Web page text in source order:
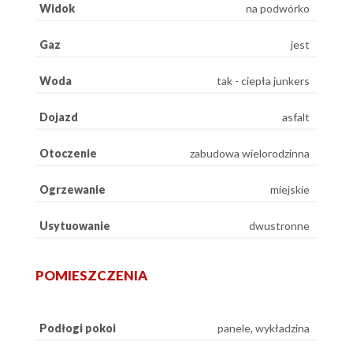
Widok na podwórko
Gaz jest
Woda tak - ciepła junkers
Dojazd asfalt
Otoczenie zabudowa wielorodzinna
Ogrzewanie miejskie
Usytuowanie dwustronne
POMIESZCZENIA
Podłogi pokoi panele, wykładzina